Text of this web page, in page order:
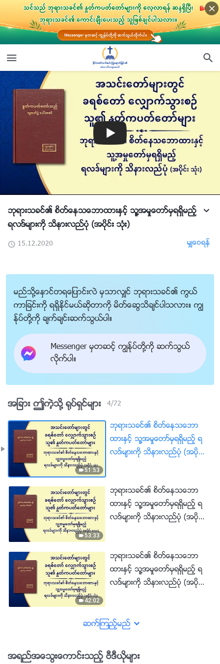
ဘုရားသခင္၏ စိတ္ေနသေဘာထားႏွင့္ သူ႔အမႈေတာ္မွရရွိမည့္
ရလဒ္မ်ားကို သိနားလည္ပုံ (အပိုင္း သုံး)
15.12.2020 မွ်ေဝရန္
မည္သို႔ေႏွာင္တရေျပာင္းလဲ မွသာလွ်င္ ဘုရားသခင္၏ ကြယ္
ကာျခင္းကို ရရွိႏိုင္မယ္ဆိုတာကို မိတ္ေဆြသိခ်င္ပါသလား။ ကြၽ
န္ုပ္တို႔ကို ခ်က္ခ်င္းဆက္သြယ္ပါ။
Messenger မွတဆင့္ ကြၽန္ုပ္တို႔ကို ဆက္သြယ္
လိုက္ပါ။
အျခား ဤကဲ့သို႔ ႐ုပ္ရွင္မ်ား 4/72
51:53
ဘုရားသခင္၏ စိတ္ေနသေဘာ
ထားႏွင့္ သူ႔အမႈေတာ္မွရရွိမည့္ ရ
လဒ္မ်ားကို သိနားလည္ပုံ (အပိုင္း
53:33
ဘုရားသခင္၏ စိတ္ေနသေဘာ
ထားႏွင့္ သူ႔အမႈေတာ္မွရရွိမည့္ ရ
လဒ္မ်ားကို သိနားလည္ပုံ (အပိုင္း
42:02
ဘုရားသခင္၏ စိတ္ေနသေဘာ
ထားႏွင့္ သူ႔အမႈေတာ္မွရရွိမည့္ ရ
လဒ္မ်ားကို သိနားလည္ပုံ (အပိုင္း
ဆက္ၾကည့္မည္
အရည္အေသြးေကာင္းသည့္ ဗီဒီယိုမ်ား